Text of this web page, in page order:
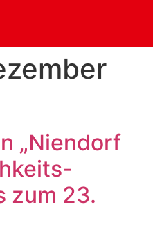
„Niendorf
zum 23.